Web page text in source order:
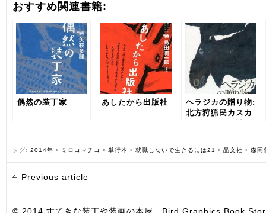
おすすめ関連書籍:
偶然の装丁家 あしたから出版社
ヘラジカの贈り物:
北方狩猟民カスカ
タグ: 2014年 • ミロコマチコ • 単行本 • 就職しないで生きるには21 • 晶文社 • 森岡
Previous article